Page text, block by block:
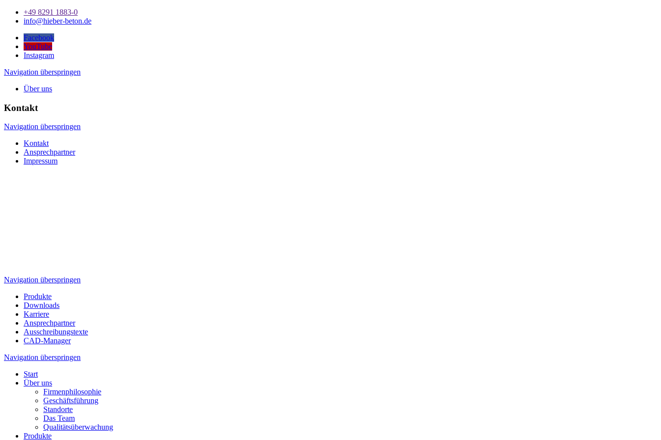
+49 8291 1883-0
info@hieber-beton.de
Facebook
YouTube
Instagram
Navigation überspringen
Über uns
Kontakt
Navigation überspringen
Kontakt
Ansprechpartner
Impressum
Navigation überspringen
Produkte
Downloads
Karriere
Ansprechpartner
Ausschreibungstexte
CAD-Manager
Navigation überspringen
Start
Über uns
Firmenphilosophie
Geschäftsführung
Standorte
Das Team
Qualitätsüberwachung
Produkte